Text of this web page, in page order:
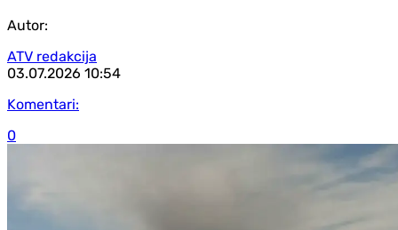
Autor:
ATV redakcija
03.07.2026 10:54
Komentari:
0